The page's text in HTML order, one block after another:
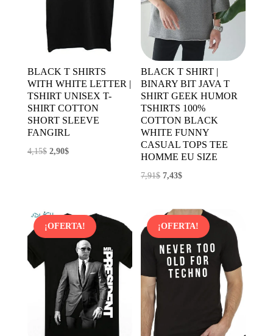
BLACK T SHIRTS
WITH WHITE LETTER |
TSHIRT UNISEX T-
SHIRT COTTON
SHORT SLEEVE
FANGIRL
4,15$ El
4,15$.
2,90$El
2,90$.
BLACK T SHIRT |
BINARY BIT JAVA T
SHIRT GEEK HUMOR
TSHIRTS 100%
COTTON BLACK
WHITE FUNNY
CASUAL TOPS TEE
HOMME EU SIZE
7,91$ El
era:
7,91$.
7,43$El
es:
7,43$.
¡OFERTA! ¡OFERTA!